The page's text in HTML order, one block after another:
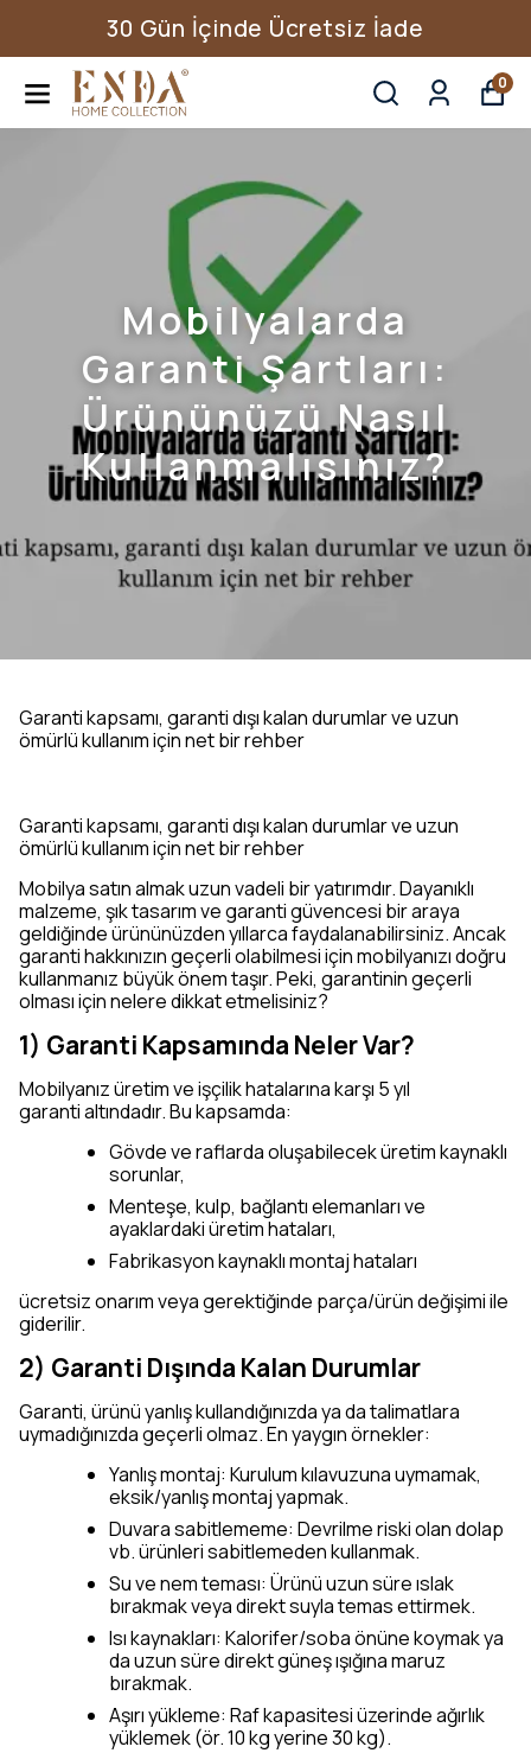
30 Gün İçinde Ücretsiz İade
0
Mobilyalarda
Garanti Şartları:
Ürününüzü Nasıl
Kullanmalısınız?
Garanti kapsamı, garanti dışı kalan durumlar ve uzun
ömürlü kullanım için net bir rehber
Garanti kapsamı, garanti dışı kalan durumlar ve uzun
ömürlü kullanım için net bir rehber
Mobilya satın almak uzun vadeli bir yatırımdır. Dayanıklı
malzeme, şık tasarım ve garanti güvencesi bir araya
geldiğinde ürününüzden yıllarca faydalanabilirsiniz. Ancak
garanti hakkınızın geçerli olabilmesi için mobilyanızı doğru
kullanmanız büyük önem taşır. Peki, garantinin geçerli
olması için nelere dikkat etmelisiniz?
1) Garanti Kapsamında Neler Var?
Mobilyanız üretim ve işçilik hatalarına karşı 5 yıl
garanti altındadır. Bu kapsamda:
Gövde ve raflarda oluşabilecek üretim kaynaklı
sorunlar,
Menteşe, kulp, bağlantı elemanları ve
ayaklardaki üretim hataları,
Fabrikasyon kaynaklı montaj hataları
ücretsiz onarım veya gerektiğinde parça/ürün değişimi ile
giderilir.
2) Garanti Dışında Kalan Durumlar
Garanti, ürünü yanlış kullandığınızda ya da talimatlara
uymadığınızda geçerli olmaz. En yaygın örnekler:
Yanlış montaj: Kurulum kılavuzuna uymamak,
eksik/yanlış montaj yapmak.
Duvara sabitlememe: Devrilme riski olan dolap
vb. ürünleri sabitlemeden kullanmak.
Su ve nem teması: Ürünü uzun süre ıslak
bırakmak veya direkt suyla temas ettirmek.
Isı kaynakları: Kalorifer/soba önüne koymak ya
da uzun süre direkt güneş ışığına maruz
bırakmak.
Aşırı yükleme: Raf kapasitesi üzerinde ağırlık
yüklemek (ör. 10 kg yerine 30 kg).